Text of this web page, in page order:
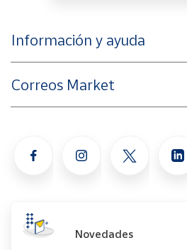
Información y ayuda
Correos Market
Novedades